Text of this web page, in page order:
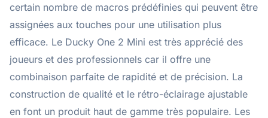
certain nombre de macros prédéfinies qui peuvent être
assignées aux touches pour une utilisation plus
efficace. Le Ducky One 2 Mini est très apprécié des
joueurs et des professionnels car il offre une
combinaison parfaite de rapidité et de précision. La
construction de qualité et le rétro-éclairage ajustable
en font un produit haut de gamme très populaire. Les